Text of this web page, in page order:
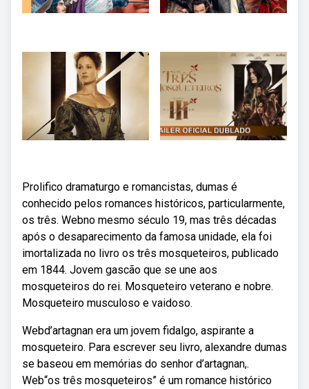
Prolifico dramaturgo e romancistas, dumas é
conhecido pelos romances históricos, particularmente,
os três. Webno mesmo século 19, mas três décadas
após o desaparecimento da famosa unidade, ela foi
imortalizada no livro os três mosqueteiros, publicado
em 1844. Jovem gascão que se une aos
mosqueteiros do rei. Mosqueteiro veterano e nobre.
Mosqueteiro musculoso e vaidoso.
Webd’artagnan era um jovem fidalgo, aspirante a
mosqueteiro. Para escrever seu livro, alexandre dumas
se baseou em memórias do senhor d’artagnan,.
Web“os três mosqueteiros” é um romance histórico